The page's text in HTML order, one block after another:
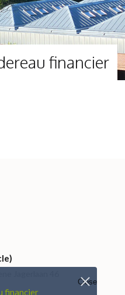
financier
Jagerlaan 46
financier
Close